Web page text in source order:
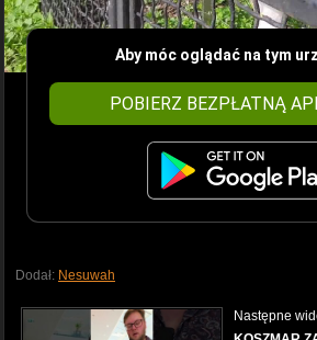
Aby móc oglądać na tym
POBIERZ BEZPŁATNĄ
Dodał: Nesuwah
Następne